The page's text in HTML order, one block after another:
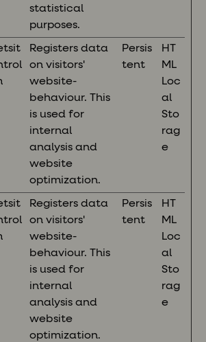
statistical
purposes.
Registers data
on visitors'
website-
behaviour. This
is used for
internal
analysis and
website
optimization.
Persis
tent
HT
ML
Loc
al
Sto
rag
e
Registers data
on visitors'
website-
behaviour. This
is used for
internal
analysis and
website
optimization.
Persis
tent
HT
ML
Loc
al
Sto
rag
e